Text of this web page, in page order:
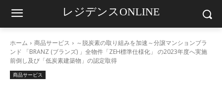
レジデンスONLINE
ホーム 商品サービス
～脱炭素の取り組みを加速～分譲マンションブラ
ンド 「BRANZ (ブランズ) 」全物件「ZEH標準仕様化」 の2023年度へ実施
前倒し及び「低炭素建築物」の認定取得
商品サービス